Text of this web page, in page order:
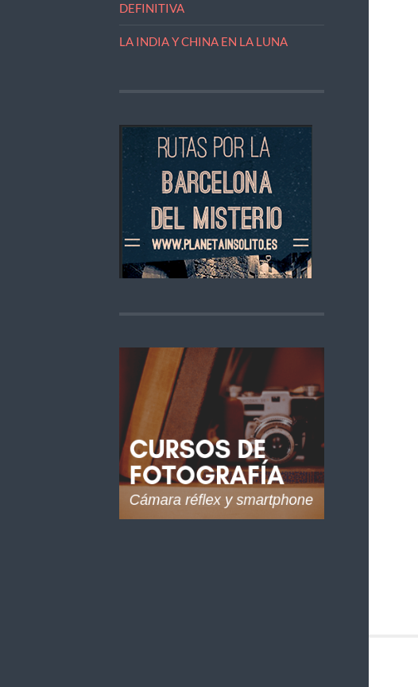
DEFINITIVA
LA INDIA Y CHINA EN LA LUNA